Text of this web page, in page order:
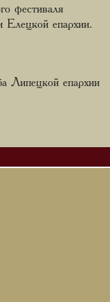
фестиваля
Елецкой епархии.
Липецкой епархии